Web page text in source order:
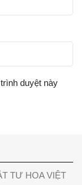
duyệt này
TƯ HOA VIỆT